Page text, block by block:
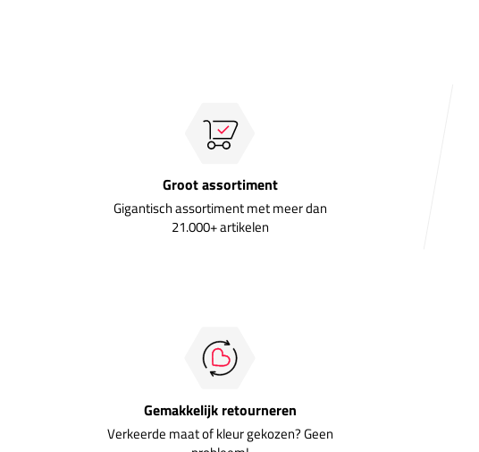
Groot assortiment
Gigantisch assortiment met meer dan
21.000+ artikelen
Gemakkelijk retourneren
Verkeerde maat of kleur gekozen? Geen